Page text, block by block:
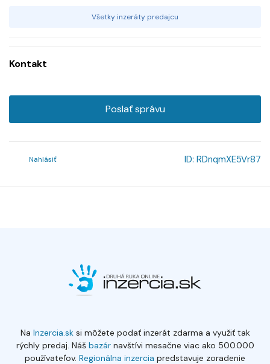
Všetky inzeráty predajcu
Kontakt
Poslať správu
Nahlásiť ID: RDnqmXE5Vr87
Na Inzercia.sksi môžete podať inzerát zdarma a využiť tak
rýchly predaj. Náš bazárnavštívi mesačne viac ako 500.000
používateľov. Regionálna inzercia predstavuje zoradenie